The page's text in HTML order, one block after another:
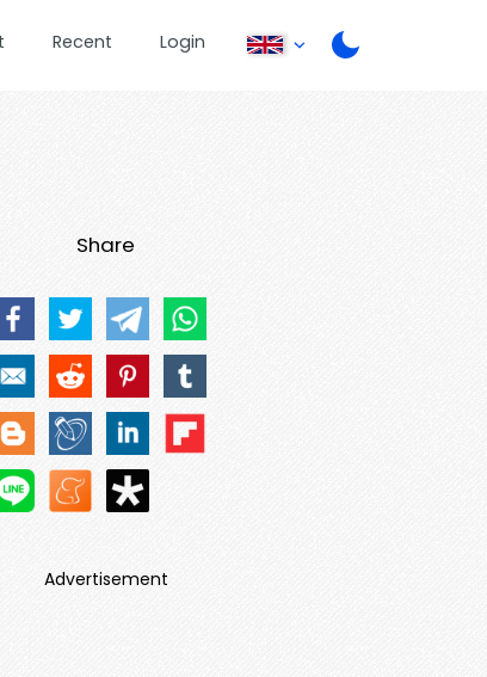
Recent Login
Share
Advertisement